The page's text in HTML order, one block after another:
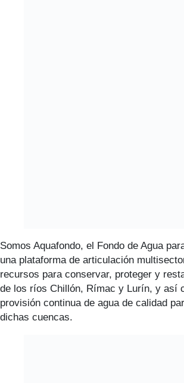
Somos Aquafondo, el Fondo de Agua
una plataforma de articulación
recursos para conservar, proteger y
de los ríos Chillón, Rímac y Lurín, y así
provisión continua de agua de calidad
dichas cuencas.